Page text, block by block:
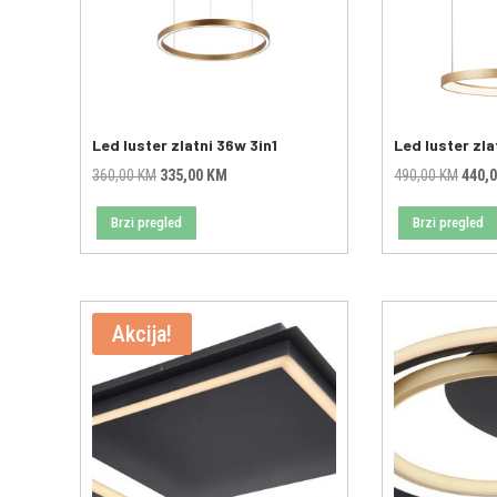
Led luster zlatni 36w 3in1
360,00KM Original
price
was:
335,00 KM
Brzi pregled
Led luster
490,00KM
price
was:
Brzi pregled
Akcija!